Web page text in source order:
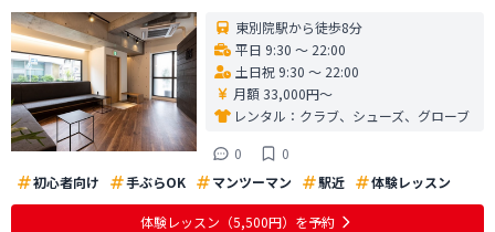
東別院駅から徒歩8分
平日 9:30 〜 22:00
土日祝 9:30 〜 22:00
月額 33,000円〜
レンタル： クラブ、シューズ、グローブ
0
0
初心者向け
手ぶらOK マンツーマン 駅近 体験レッスン
体験レッスン （5,500円） を予約